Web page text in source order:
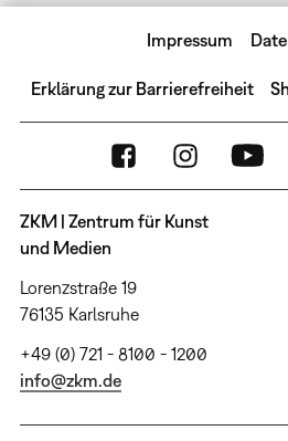
Impressum
Erklärung zur Barrierefreiheit
ZKM | Zentrum für Kunst
und Medien
Lorenzstraße 19
76135 Karlsruhe
+49 (0) 721 - 8100 - 1200
info@zkm.de